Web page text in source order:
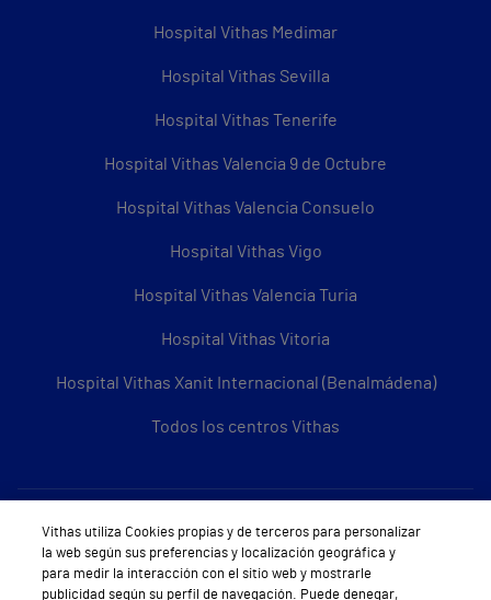
Hospital Vithas Medimar
Hospital Vithas Sevilla
Hospital Vithas Tenerife
Hospital Vithas Valencia 9 de Octubre
Hospital Vithas Valencia Consuelo
Hospital Vithas Vigo
Hospital Vithas Valencia Turia
Hospital Vithas Vitoria
Hospital Vithas Xanit Internacional (Benalmádena)
Todos los centros Vithas
Sobre Vithas
Quiénes somos
Vithas utiliza Cookies propias y de terceros para personalizar
la web según sus preferencias y localización geográfica y
para medir la interacción con el sitio web y mostrarle
publicidad según su perfil de navegación. Puede denegar,